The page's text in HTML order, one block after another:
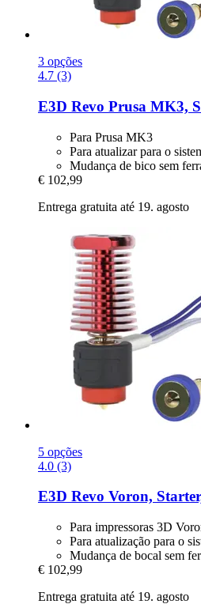
3 opções
4.7 (3)
E3D Revo Prusa MK3,
Para Prusa MK3
Para atualizar para o
Mudança de bico sem
€ 102,99
Entrega gratuita até 19. agosto
5 opções
4.0 (3)
E3D Revo Voron,
Para impressoras 3D
Para atualização para o
Mudança de bocal sem
€ 102,99
Entrega gratuita até 19. agosto